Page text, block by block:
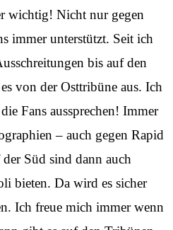
wichtig! Nicht nur gegen
immer unterstützt. Seit ich
bis auf den
von der Osttribüne aus. Ich
Fans aussprechen! Immer
– auch gegen Rapid
Süd sind dann auch
bieten. Da wird es sicher
Ich freue mich immer wenn